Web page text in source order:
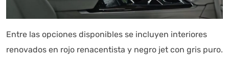
Entre las opciones disponibles se incluyen interiores
renovados en rojo renacentista y negro jet con gris puro.